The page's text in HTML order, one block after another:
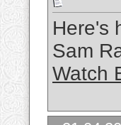
Here's
Sam
Watch